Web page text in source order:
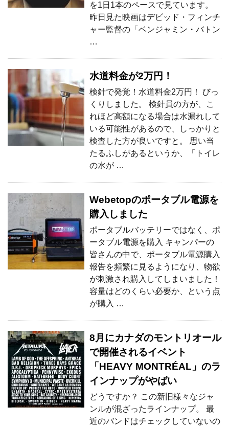
を1日1本のペースで見ています。
昨日見た映画はデビッド・フィンチ
ャー監督の「ベンジャミン・バトン
…
水道料金が2万円！
検針で発覚！水道料金2万円！ びっ
くりしました。 検針員の方が、こ
れほど高額になる場合は水漏れして
いる可能性があるので、しっかりと
検査した方が良いですと。 思い当
たるふしがあるというか、「トイレ
の水が …
Webetopのポータブル電源を
購入しました
ポータブルバッテリーではなく、ポ
ータブル電源を購入 キャンパーの
皆さんの中で、ポータブル電源購入
報告を頻繁に見るようになり、物欲
が刺激され購入してしまいました！
容量はどのくらい必要か、という点
が購入 …
8月にカナダのモントリオール
で開催されるイベント
「HEAVY MONTRÉAL」のラ
インナップがやばい
どうですか？ この新旧様々なジャ
ンルが混ざったラインナップ。 最
近のバンドはチェックしていないの